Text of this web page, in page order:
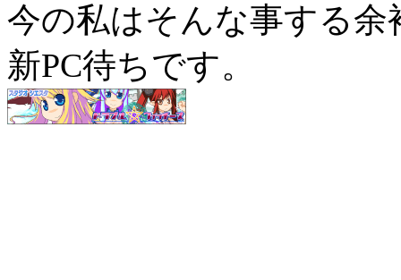
今の私はそんな事する
新PC待ちです。